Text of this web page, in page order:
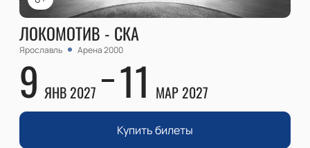
ЛОКОМОТИВ - СКА
Ярославль Арена 2000
9 ЯНВ 2027 11 МАР 2027
Купить билеты